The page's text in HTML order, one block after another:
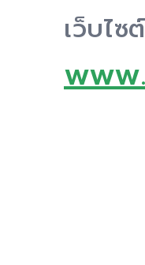
เว็บไซต์